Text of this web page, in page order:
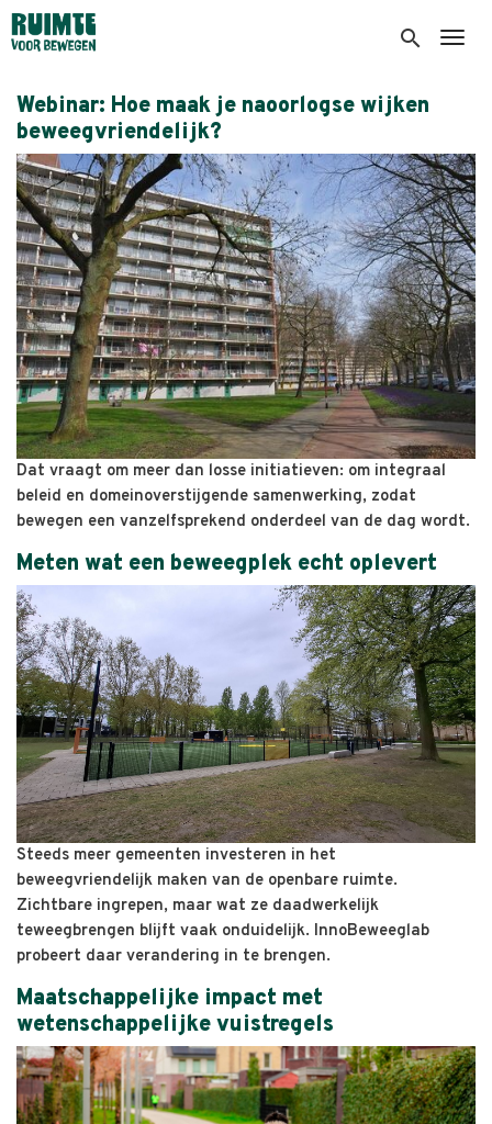
Overslaan
en
inhoud
gaan
search
Webinar: Hoe maak je naoorlogse wijken
beweegvriendelijk?
Dat vraagt om meer dan losse initiatieven: om integraal
beleid en domeinoverstijgende samenwerking, zodat
bewegen een vanzelfsprekend onderdeel van de dag wordt.
Meten wat een beweegplek echt oplevert
Steeds meer gemeenten investeren in het
beweegvriendelijk maken van de openbare ruimte.
Zichtbare ingrepen, maar wat ze daadwerkelijk
teweegbrengen blijft vaak onduidelijk. InnoBeweeglab
probeert daar verandering in te brengen.
Maatschappelijke impact met
wetenschappelijke vuistregels